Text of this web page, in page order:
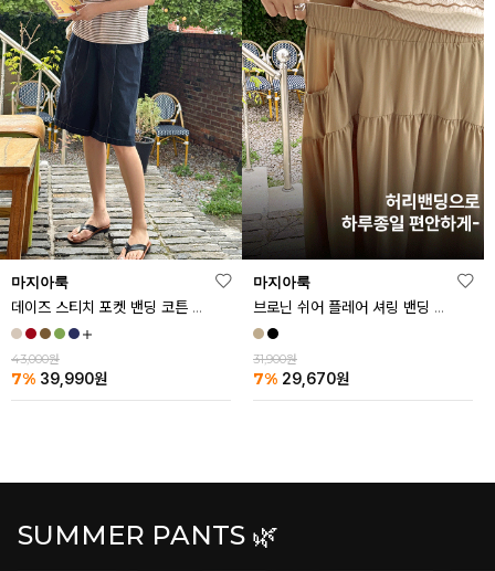
마지아룩
데이즈 스티치 포켓 밴딩 코튼 반바지
43,000원
7% 39,990원
마지아룩
브로닌 쉬어 플레어 셔링 밴딩 스커트
31,900원
7% 29,670원
SUMMER PANTS 🌿